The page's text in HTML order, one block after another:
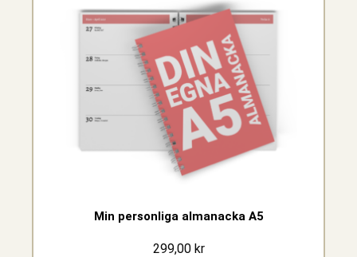
Min personliga almanacka A5
299,00 kr